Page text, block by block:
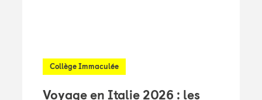
Collège Immaculée
Voyage en Italie 2026 : les